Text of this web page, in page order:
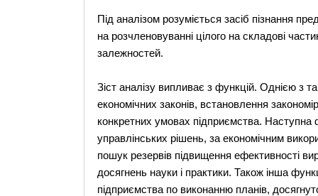
Під аналізом розуміється засіб пізнання
на розчленовуванні цілого на складові
залежностей.
Зіст аналізу випливає з функцій. Однією з
економічних законів, встановлення
конкретних умовах підприємства. Наступна
управлінських рішень, за економічним
пошук резервів підвищення ефективності
досягнень науки і практики. Також інша
підприємства по виконанню планів,